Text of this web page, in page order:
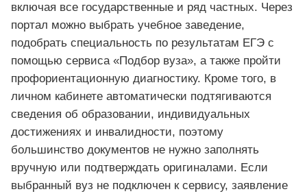
включая все государственные и ряд частных. Через
портал можно выбрать учебное заведение,
подобрать специальность по результатам ЕГЭ с
помощью сервиса «Подбор вуза», а также пройти
профориентационную диагностику. Кроме того, в
личном кабинете автоматически подтягиваются
сведения об образовании, индивидуальных
достижениях и инвалидности, поэтому
большинство документов не нужно заполнять
вручную или подтверждать оригиналами. Если
выбранный вуз не подключен к сервису, заявление